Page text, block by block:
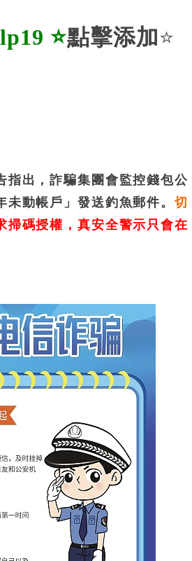
⭐點擊添加⭐
指出，詐騙集團會監控錢包公
未動帳戶」發送釣魚郵件。 切
掃碼授權，真安全警示只會在